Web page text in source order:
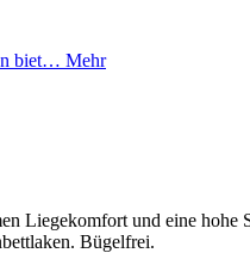
biet… Mehr
Liegekomfort und eine hohe
Bügelfrei.